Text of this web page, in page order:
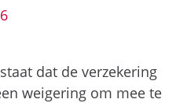
dat de verzekering
weigering om mee te